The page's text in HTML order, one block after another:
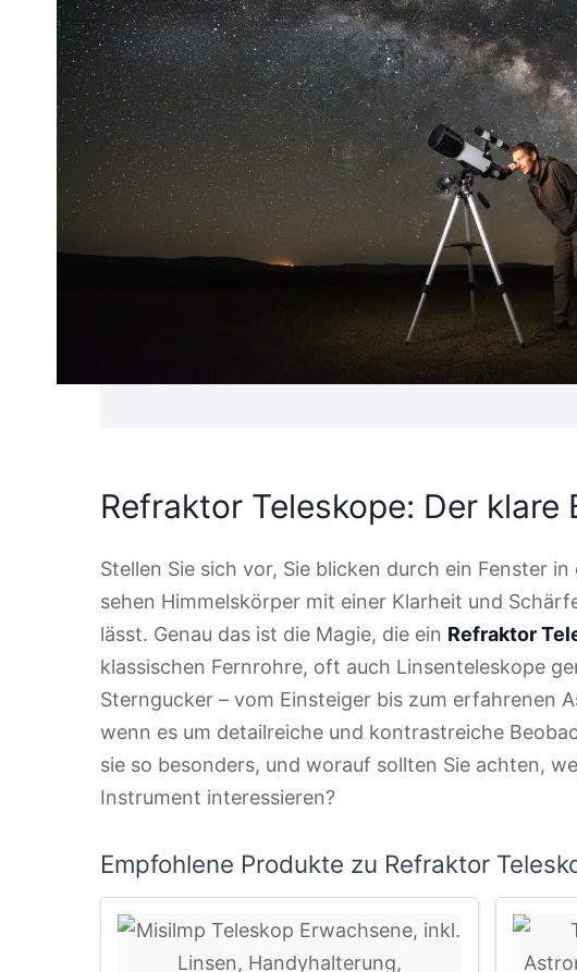
Refraktor Teleskope: Der klare
Stellen Sie sich vor, Sie blicken durch ein Fenster
sehen Himmelskörper mit einer Klarheit und
lässt. Genau das ist die Magie, die ein Refraktor
klassischen Fernrohre, oft auch Linsenteleskope
Sterngucker – vom Einsteiger bis zum erfahrenen
wenn es um detailreiche und kontrastreiche
sie so besonders, und worauf sollten Sie achten,
Instrument interessieren?
Empfohlene Produkte zu Refraktor